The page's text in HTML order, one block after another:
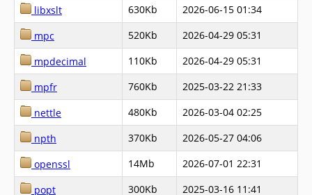
libxslt
630Kb
2026-06-15 01:34
mpc
520Kb
2026-04-29 05:31
mpdecimal
110Kb
2026-04-29 05:31
mpfr
760Kb
2025-03-22 21:33
nettle
480Kb
2026-03-04 02:25
npth
370Kb
2026-05-27 04:06
openssl
14Mb
2026-07-01 22:31
popt
300Kb 2025-03-16 11:41